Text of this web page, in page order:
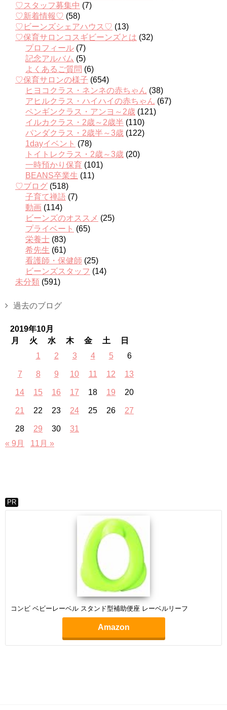
♡スタッフ募集中 (7)
♡新着情報♡ (58)
♡ビーンズシェアハウス♡ (13)
♡保育サロンコスギビーンズとは (32)
プロフィール (7)
記念アルバム (5)
よくあるご質問 (6)
♡保育サロンの様子 (654)
ヒヨコクラス・ネンネの赤ちゃん (38)
アヒルクラス・ハイハイの赤ちゃん (67)
ペンギンクラス・アンヨ～2歳 (121)
イルカクラス・2歳～2歳半 (110)
パンダクラス・2歳半～3歳 (122)
1dayイベント (78)
トイトレクラス・2歳～3歳 (20)
一時預かり保育 (101)
BEANS卒業生 (11)
♡ブログ (518)
子育て禅語 (7)
動画 (114)
ビーンズのオススメ (25)
プライベート (65)
栄養士 (83)
希先生 (61)
看護師・保健師 (25)
ビーンズスタッフ (14)
未分類 (591)
過去のブログ
2019年10月
月
火 水 木 金 土
日
1
2 3 4 5 6
7 8 9 10 11 12 13
14 15 16 17 18 19 20
21 22 23 24 25 26 27
28 29 30
31
« 9月
11月 »
PR
コンビ ベビーレーベル スタンド型補助便座 レーベルリーフ
Amazon